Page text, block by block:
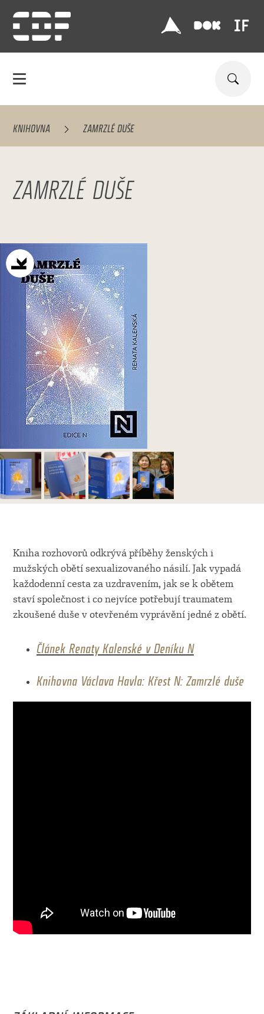
KNIHOVNA ZAMRZLÉ DUŠE
ZAMRZLÉ DUŠE
Kniha rozhovorů odkrývá příběhy ženských i
mužských obětí sexualizovaného násilí. Jak vypadá
každodenní cesta za uzdravením, jak se k obětem
staví společnost i co nejvíce potřebují traumatem
zkoušené duše v otevřeném vyprávění jedné z obětí.
Článek Renaty Kalenské v Deníku N
Knihovna Václava Havla: Křest N: Zamrzlé duše